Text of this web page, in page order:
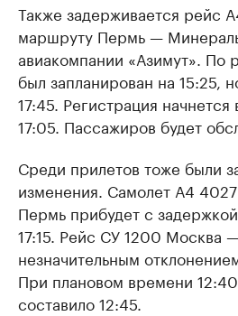
Также задерживается рейс
маршруту Пермь —
авиакомпании «Азимут». По
был запланирован на 15:25,
17:45. Регистрация
17:05. Пассажиров будет
Среди прилетов тоже были
изменения. Самолет А4
Пермь прибудет с
17:15. Рейс СУ 1200 Москва
незначительным
При плановом времени
составило 12:45.